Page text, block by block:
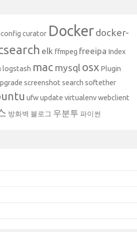
config curator Dockerdocker-
elk ffmpeg freeipa Index
logstash mac mysql osx Plugin
screenshot search softether
ufwupdate virtualenvwebclient
방화벽 블로그 우분투 파이썬